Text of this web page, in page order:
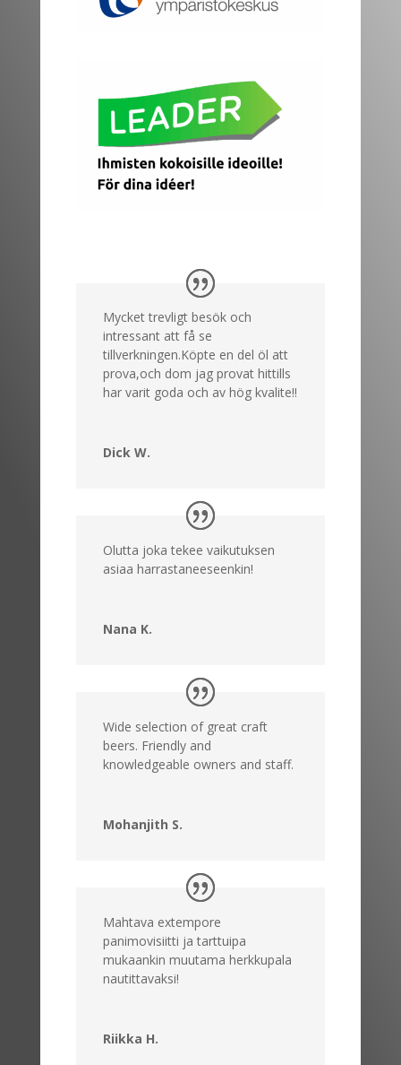
Mycket trevligt besök och
intressant att få se
tillverkningen.Köpte en del öl att
prova,och dom jag provat hittills
har varit goda och av hög kvalite!!
Dick W.
Olutta joka tekee vaikutuksen
asiaa harrastaneeseenkin!
Nana K.
Wide selection of great craft
beers. Friendly and
knowledgeable owners and staff.
Mohanjith S.
Mahtava extempore
panimovisiitti ja tarttuipa
mukaankin muutama herkkupala
nautittavaksi!
Riikka H.